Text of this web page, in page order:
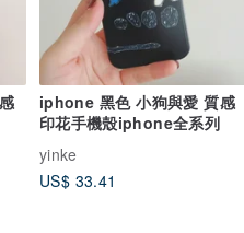
iphone 黑色 小狗與愛 質感
印花手機殼iphone全系列
yinke
US$ 33.41